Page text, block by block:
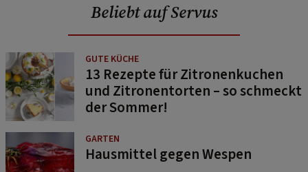
Beliebt auf Servus
GUTE KÜCHE
13 Rezepte für Zitronenkuchen
und Zitronentorten – so schmeckt
der Sommer!
GARTEN
Hausmittel gegen Wespen